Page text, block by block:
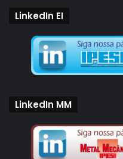
LinkedIn EI
LinkedIn MM